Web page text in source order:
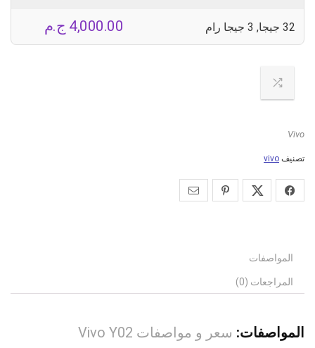
32 جيجا, 3 جيجا رام ج.م 4,000.00
Vivo
تصنيف vivo
المواصفات
المراجعات (0)
المواصفات: سعر و مواصفات Vivo Y02